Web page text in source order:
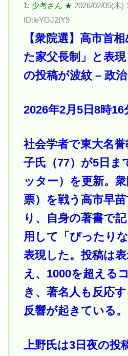
1: 少考さん ★ 2026/02/05(木)
ID:leYGJ2tY9
【衆院選】高市首
た家父長制」と表
の投稿が波紋 – 政
2026年2月5日8時16
社会学者で東大名
子氏（77）が5日ま
ッター）を更新。
票）を戦う高市早
り、自身の著書で
用して「ぴったり
表現した。投稿は
え、1000を超える
き、著名人も反応
反響が起きている。
上野氏は3日夜の投